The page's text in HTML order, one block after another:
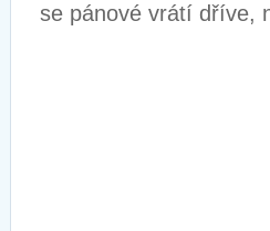
se pánové vrátí dříve,